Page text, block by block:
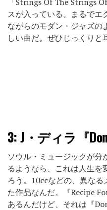
スが入っている。まるでエ
ながらのモダン・ジャズの
しい曲だ。ぜひじっくりと
3:J・ディラ『
ソウル・ミュージックが
るようなら、これは人生
ろう。10ccなどの、異な
た作品なんだ。『Recipe
あるんだけど、それは『